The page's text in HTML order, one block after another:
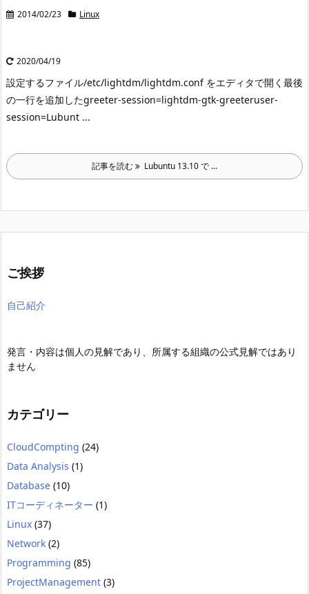
2014/02/23 Linux
2020/04/19
設定するファイル/etc/lightdm/lightdm.conf をエディタで開く 最後
の一行を追加したgreeter-session=lightdm-gtk-greeteruser-
session=Lubunt ...
記事を読む Lubuntu 13.10 で ...
ご挨拶
自己紹介
発言・内容は個人の見解であり、所属する組織の公式見解ではあり
ません
カテゴリー
CloudCompting (24)
Data Analysis (1)
Database (10)
ITコーディネーター (1)
Linux (37)
Network (2)
Programming (85)
ProjectManagement (3)